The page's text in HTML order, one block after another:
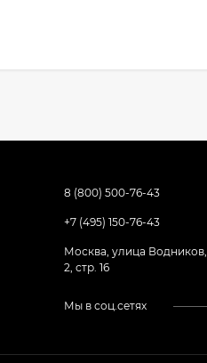
8 (800) 500-76-43
+7 (495) 150-76-43
Москва, улица Водников,
2, стр. 16
Мы в соц.сетях